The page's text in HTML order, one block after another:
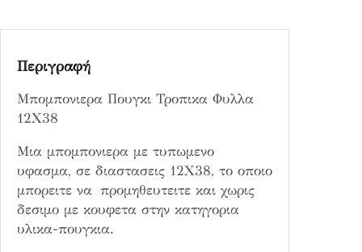
π
Περιγραφή
Μπομπονιερα Πουγκι Τροπικα Φυλλα
12Χ38
Μια μπομπονιερα με τυπωμενο
υφασμα, σε διαστασεις 12Χ38, το οποιο
μπορειτε να προμηθευτειτε και χωρις
δεσιμο με κουφετα στην κατηγορια
υλικα-πουγκια.